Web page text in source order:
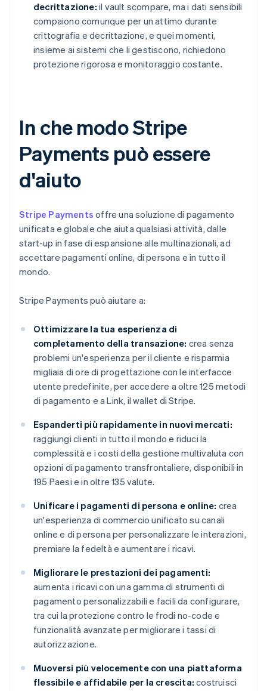
decrittazione: il vault scompare, ma i dati sensibili
compaiono comunque per un attimo durante
crittografia e decrittazione, e quei momenti,
insieme ai sistemi che li gestiscono, richiedono
protezione rigorosa e monitoraggio costante.
In che modo Stripe
Payments può essere
d'aiuto
Stripe Payments offre una soluzione di pagamento
unificata e globale che aiuta qualsiasi attività, dalle
start-up in fase di espansione alle multinazionali, ad
accettare pagamenti online, di persona e in tutto il
mondo.
Stripe Payments può aiutare a:
Ottimizzare la tua esperienza di
completamento della transazione: crea senza
problemi un'esperienza per il cliente e risparmia
migliaia di ore di progettazione con le interfacce
utente predefinite, per accedere a oltre 125 metodi
di pagamento e a Link, il wallet di Stripe.
Espanderti più rapidamente in nuovi mercati:
raggiungi clienti in tutto il mondo e riduci la
complessità e i costi della gestione multivaluta con
opzioni di pagamento transfrontaliere, disponibili in
195 Paesi e in oltre 135 valute.
Unificare i pagamenti di persona e online: crea
un'esperienza di commercio unificato su canali
online e di persona per personalizzare le interazioni,
premiare la fedeltà e aumentare i ricavi.
Migliorare le prestazioni dei pagamenti:
aumenta i ricavi con una gamma di strumenti di
pagamento personalizzabili e facili da configurare,
tra cui la protezione contro le frodi no-code e
funzionalità avanzate per migliorare i tassi di
autorizzazione.
Muoversi più velocemente con una piattaforma
flessibile e affidabile per la crescita: costruisci